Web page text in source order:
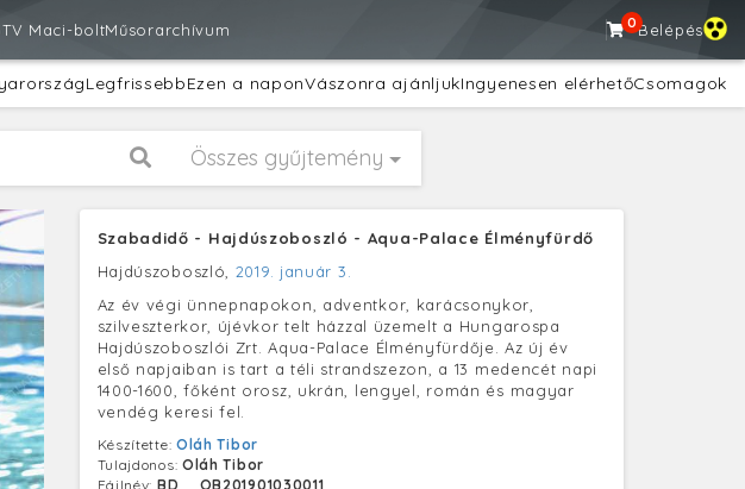
TV Maci-boltMűsorarchívum 0Belépés
LegfrissebbEzen a naponVászonra ajánljukIngyenesen elérhetőCsomagok
Összes gyűjtemény
Szabadidő - Hajdúszoboszló - Aqua-Palace Élményfürdő
Hajdúszoboszló, 2019. január 3.
Az év végi ünnepnapokon, adventkor, karácsonykor,
szilveszterkor, újévkor telt házzal üzemelt a Hungarospa
Hajdúszoboszlói Zrt. Aqua-Palace Élményfürdője. Az új év
első napjaiban is tart a téli strandszezon, a 13 medencét napi
1400-1600, főként orosz, ukrán, lengyel, román és magyar
vendég keresi fel.
Készítette: Oláh Tibor
Tulajdonos: Oláh Tibor
Fájlnév: BD__OB201901030011